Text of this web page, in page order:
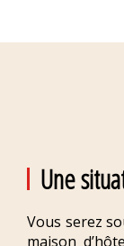
Une
Vous serez
maison